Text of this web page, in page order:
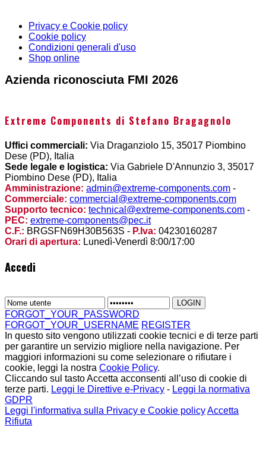
Privacy e Cookie policy
Cookie policy
Condizioni generali d'uso
Shop online
Azienda riconosciuta FMI 2026
Extreme Components di Stefano Bragagnolo
Uffici commerciali: Via Draganziolo 15, 35017 Piombino
Dese (PD), Italia
Sede legale e logistica: Via Gabriele D'Annunzio 3, 35017
Piombino Dese (PD), Italia
Amministrazione: admin@extreme-components.com -
Commerciale: commercial@extreme-components.com
Supporto tecnico: technical@extreme-components.com -
PEC: extreme-components@pec.it
C.F.: BRGSFN69H30B563S - P.Iva: 04230160287
Orari di apertura: Lunedì-Venerdì 8:00/17:00
Accedi
FORGOT_YOUR_PASSWORD
FORGOT_YOUR_USERNAME REGISTER
In questo sito vengono utilizzati cookie tecnici e di terze parti
per garantire un servizio migliore nella navigazione. Per
maggiori informazioni su come selezionare o rifiutare i
cookie, leggi la nostra Cookie Policy.
Cliccando sul tasto Accetta acconsenti all’uso di cookie di
terze parti. Leggi le Direttive e-Privacy - Leggi la normativa
GDPR
Leggi l'informativa sulla Privacy e Cookie policyAccetta
Rifiuta